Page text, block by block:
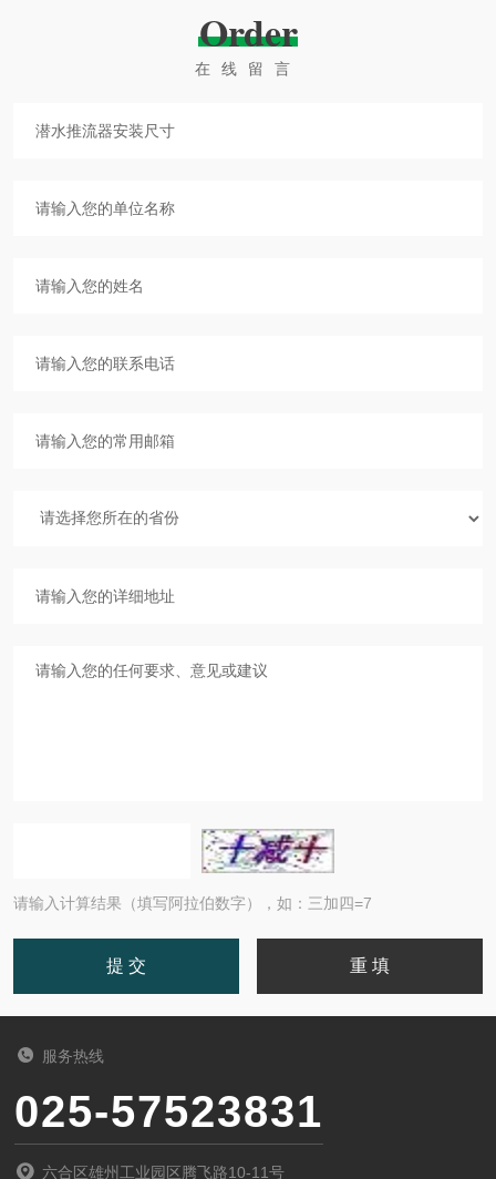
Order
在线留言
请输入计算结果（填写阿拉伯数字），如：三加四=7
服务热线
025-57523831
六合区雄州工业园区腾飞路10-11号